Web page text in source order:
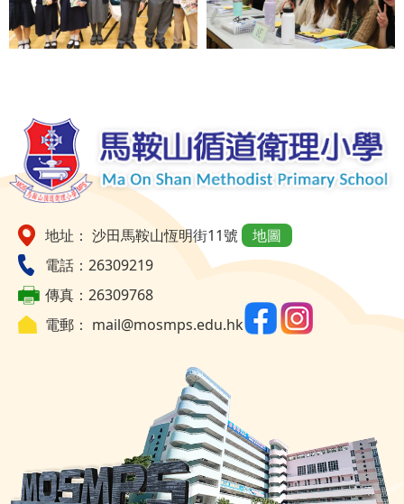
地址： 沙田馬鞍山恆明街11號
地圖
電話：26309219
傳真：26309768
電郵： mail@mosmps.edu.hk